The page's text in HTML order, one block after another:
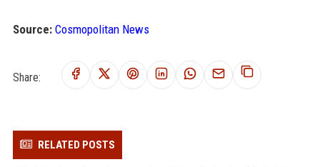
Source: Cosmopolitan News
Share:
RELATED POSTS